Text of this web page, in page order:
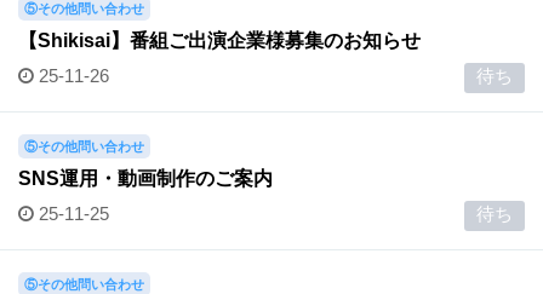
⑤その他問い合わせ
【Shikisai】番組ご出演企業様募集のお知らせ
25-11-26 待ち
⑤その他問い合わせ
SNS運用・動画制作のご案内
25-11-25 待ち
⑤その他問い合わせ